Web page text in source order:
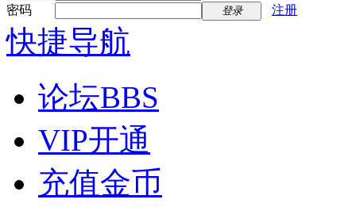
密码
登录 注册
快捷导航
论坛BBS
VIP开通
充值金币